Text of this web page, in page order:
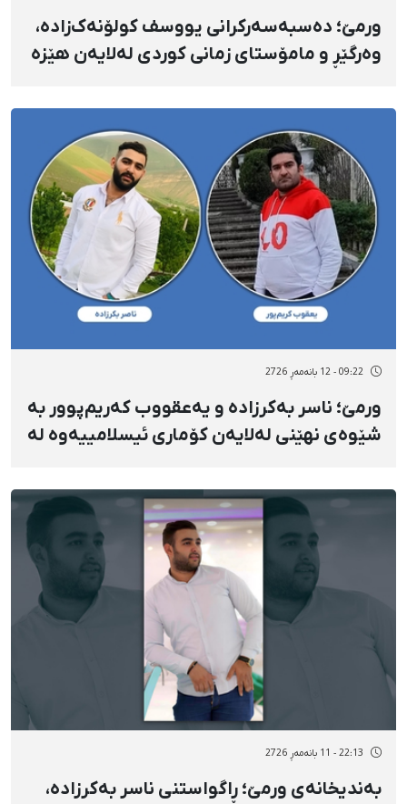
ورمێ؛ دەسبەسەرکرانی یووسف کولۆنەک‌زاده،
وەرگێڕ و مامۆستای زمانی کوردی لەلایەن هێزە
09:22 - 12 بانەمەڕ 2726
ورمێ؛ ناسر بەکرزادە و یەعقووب کەریم‌پوور بە
شێوەی نهێنی لەلایەن کۆماری ئیسلامییەوە لە
22:13 - 11 بانەمەڕ 2726
بەندیخانەی ورمێ؛ ڕاگواستنی ناسر بەکرزادە،